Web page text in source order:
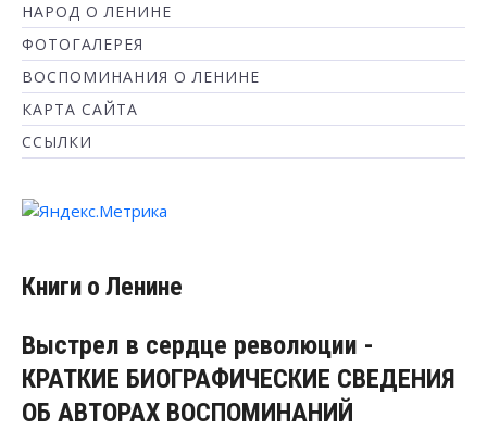
НАРОД О ЛЕНИНЕ
ФОТОГАЛЕРЕЯ
ВОСПОМИНАНИЯ О ЛЕНИНЕ
КАРТА САЙТА
ССЫЛКИ
Книги о Ленине
Выстрел в сердце революции -
КРАТКИЕ БИОГРАФИЧЕСКИЕ СВЕДЕНИЯ
ОБ АВТОРАХ ВОСПОМИНАНИЙ